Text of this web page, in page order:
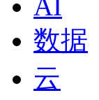
数据
云